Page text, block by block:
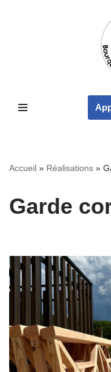
Accueil » Réalisations »
Garde